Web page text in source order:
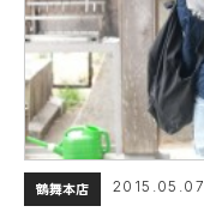
鶴舞本店 2015.05.07